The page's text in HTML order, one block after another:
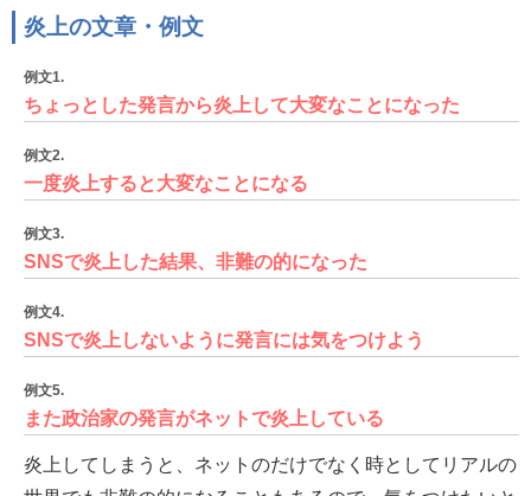
炎上の文章・例文
例文1.
ちょっとした発言から炎上して大変なことになった
例文2.
一度炎上すると大変なことになる
例文3.
SNSで炎上した結果、非難の的になった
例文4.
SNSで炎上しないように発言には気をつけよう
例文5.
また政治家の発言がネットで炎上している
炎上してしまうと、ネットのだけでなく時としてリアルの